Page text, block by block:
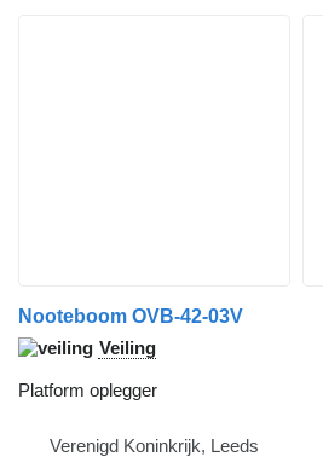
Nooteboom OVB-42-03V
Veiling
Platform oplegger
Verenigd Koninkrijk, Leeds